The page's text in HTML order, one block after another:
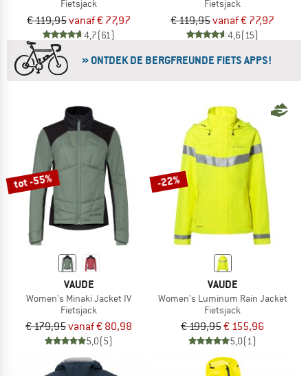
Fietsjack
€ 119,95vanaf € 77,97
4,7(61)
Fietsjack
€ 119,95vanaf € 77,97
4,6(15)
» ONTDEK DE BERGFREUNDE FIETS APPS!
tot -55%
VAUDE
Women's Minaki Jacket IV
Fietsjack
€ 179,95vanaf € 80,98
5,0(5)
-22%
VAUDE
Women's Luminum Rain Jacket
Fietsjack
€ 199,95€ 155,96
5,0(1)